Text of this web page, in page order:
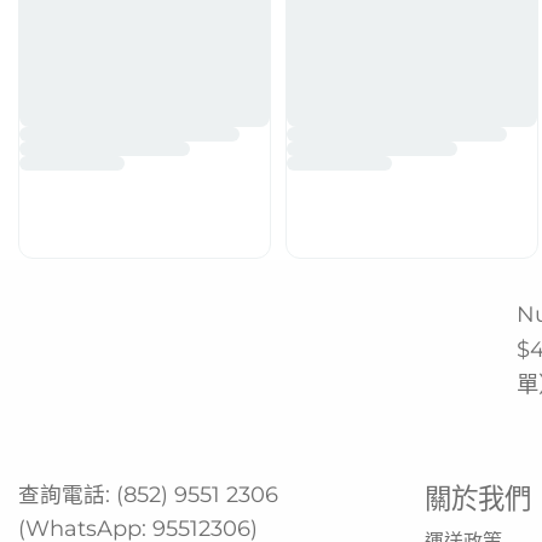
查詢電話: (852) 9551 2306
(WhatsApp: 95512306)
關於我們